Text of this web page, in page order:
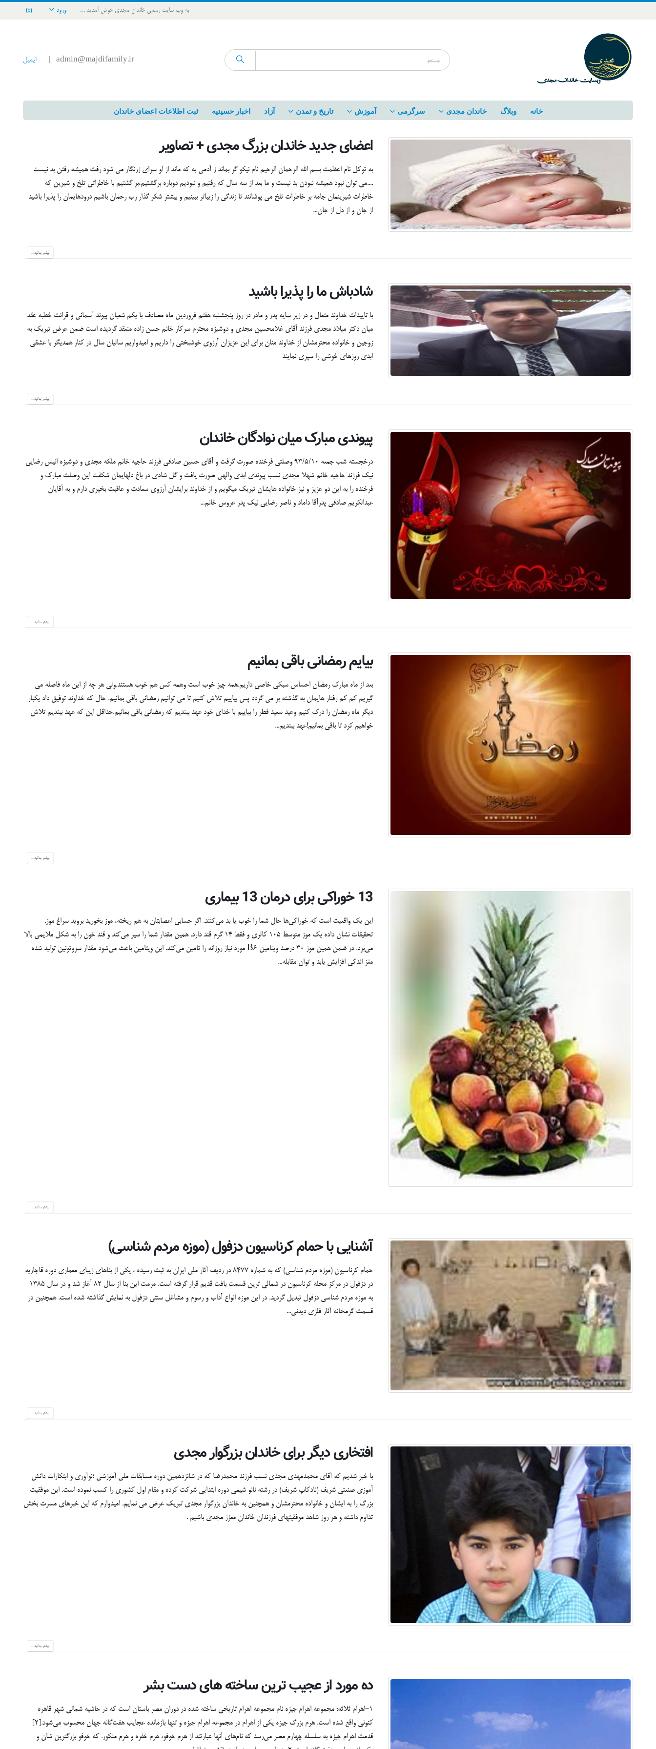
به وب سایت رسمی خاندان مجدی خوش آمدید ... ورود
admin@majdifamily.ir ایمیل
خانه وبلاگ خاندان مجدی سرگرمی آموزش تاریخ و تمدن آزاد اخبار حسینیه ثبت اطلاعات اعضای خاندان
اعضای جدید خاندان بزرگ مجدی + تصاویر
به توکل نام اعظمت بسم الله الرحمان الرحیم نام نیکو گر بماند ز آدمی به که ماند از او سرای زرنگار می شود رفت همیشه رفتن بد نیست
....می توان نبود همیشه نبودن بد نیست و ما بعد از سه سال که رفتیم و نبودیم دوباره برگشتیم،بر گشتیم با خاطراتی تلخ و شیرین که
خاطرات شیرینمان جامه بر خاطرات تلخ می پوشانند تا زندگی را زیباتر ببینیم و بیشتر شکر گذار رب رحمان باشیم درودهایمان را پذیرا باشید
از جان و از دل از جان...
بیشتر بدانید...
شادباش ما را پذیرا باشید
با تاییدات خداوند متعال و در زیر سایه پدر و مادر در روز پنجشنبه هفتم فروردین ماه مصادف با یکم شعبان پیوند آسمانی و قرائت خطبه عقد
میان دکتر میلاد مجدی فرزند آقای غلامحسین مجدی و دوشیزه محترم سرکار خانم حسن زاده منعقد گردیده است ضمن عرض تبریک به
زوجین و خانواده محترمشان از خداوند منان برای این عزیزان آرزوی خوشبختی را داریم و امیدواریم سالیان سال در کنار همدیگر با عشقی
ابدی روزهای خوشی را سپری نمایند
بیشتر بدانید...
پیوندی مبارک میان نوادگان خاندان
درخجسته شب جمعه 93/5/10 وصلتی فرخنده صورت گرفت و آقای حسین صادقی فرزند حاجیه خانم ملکه مجدی و دوشیزه انیس رضایی
نیک فرزند حاجیه خانم شهلا مجدی نسب پیوندی ابدی والهی صورت یافت و گل شادی در باغ دلهایمان شکفت این وصلت مبارک و
فرخنده را به این دو عزیز و نیز خانواده هایشان تبریک میگویم و از خداوند برایشان آرزوی سعادت و عاقبت بخیری دارم و به آقایان
عبدالکریم صادقی پدرآقا داماد و ناصر رضایی نیک پدر عروس خانم...
بیشتر بدانید...
بیایم رمضانی باقی بمانیم
بعد از ماه مبارک رمضان احساس سبکی خاصی داریم.همه چیز خوب است وهمه کس هم خوب هستند.ولی هر چه از این ماه فاصله می
گیریم کم کم رفتار هایمان به گذشته بر می گردد پس بیاییم تلاش کنیم تا می توانیم رمضانی باقی بمانیم. حال که خداوند توفیق داد یکبار
دیگر ماه رمضان را درک کنیم وعید سعید فطر را بیاییم با خدای خود عهد ببندیم که رمضانی باقی بمانیم.حداقل این که عهد ببندیم تلاش
خواهیم کرد تا باقی بمانیم!عهد ببندیم...
بیشتر بدانید...
13 خوراکی برای درمان 13 بیماری
این یک واقعیت است که خوراکی‌ها حال شما را خوب یا بد می‌کنند. اگر حسابی اعصابتان به هم ریخته، موز بخورید بروید سراغ موز.
تحقیقات نشان داده یک موز متوسط 105 کالری و فقط 14 گرم قند دارد. همین مقدار شما را سیر می‌کند و قند خون را به شکل ملایمی بالا
می‌برد. در ضمن همین موز 30 درصد ویتامین B6 مورد نیاز روزانه را تامین می‌کند. این ویتامین باعث می‌شود مقدار سروتونین تولید شده
مغز اندکی افزایش یابد و توان مقابله...
بیشتر بدانید...
آشنایی با حمام کرناسیون دزفول (موزه مردم شناسی)
حمام کرناسیون (موزه مردم شناسی) که به شماره ۸۴۷۷ در ردیف آثار ملی ایران به ثبت رسیده ، یکی از بناهای زیبای معماری دوره قاجاریه
در دزفول در مرکز محله کرناسیون در شمالی ترین قسمت بافت قدیم قرار گرفته است. مرمت این بنا از سال ۸۲ آغاز شد و در سال ۱۳۸۵
به موزه مردم شناسی دزفول تبدیل گردید. در این موزه انواع آداب و رسوم و مشاغل سنتی دزفول به نمایش گذاشته شده است. همچنین در
قسمت گرمخانه آثار فلزی دیدنی...
بیشتر بدانید...
افتخاری دیگر برای خاندان بزرگوار مجدی
با خبر شدیم که آقای محمدمهدی مجدی نسب فرزند محمدرضا که در شانزدهمین دوره مسابقات ملی آموزشی ؛نوآوری و ابتکارات دانش
آموزی صنعتی شریف (نادکاپ شریف) در رشته نانو شیمی دوره ابتدایی شرکت کرده و مقام اول کشوری را کسب نموده است. این موفقیت
بزرگ را به ایشان و خانواده محترمشان و همچنین به خاندان بزرگوار مجدی تبریک عرض می نمایم. امیدوارم که این خبرهای مسرت بخش
تداوم داشته و هر روز شاهد موفقیتهای فرزندان خاندان معزز مجدی باشیم .
بیشتر بدانید...
ده مورد از عجیب ترین ساخته های دست بشر
1-اهرام ثلاثه: مجموعه اهرام جیزه نام مجموعه اهرام تاریخی ساخته شده در دوران مصر باستان است که در حاشیه شمالی شهر قاهره
کنونی واقع شده است. هرم بزرگ جیزه یکی از اهرام در مجموعه اهرام جیزه و تنها بازمانده عجایب هفت‌گانه جهان محسوب می‌شود.[۲]
قدمت اهرام جیزه به سلسله چهارم مصر می‌رسد که نام‌های آنها عبارتند از هرم خوفو، هرم خفره و هرم منکور. که خوفو بزرگترین شان و